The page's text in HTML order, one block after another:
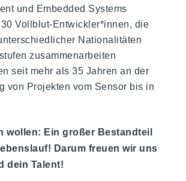
und Embedded Systems
Vollblut-Entwickler*innen, die
Nationalitäten
zusammenarbeiten
seit mehr als 35 Jahren an der
von Projekten vom Sensor bis in
wollen: Ein großer Bestandteil
Darum freuen wir uns
dein Talent!